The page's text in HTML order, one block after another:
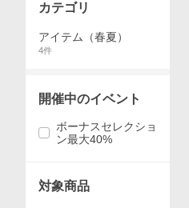
カテゴリ
アイテム（春夏）
4件
開催中のイベント
ボーナスセレクショ
ン最大40%
対象商品